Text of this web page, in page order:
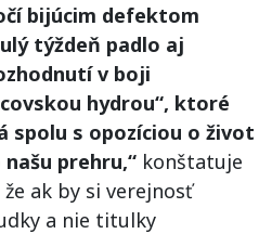
bijúcim defektom
týždeň padlo aj
v boji
hydrou“, ktoré
spolu s opozíciou o život
prehru,“ konštatuje
ak by si verejnosť
a nie titulky